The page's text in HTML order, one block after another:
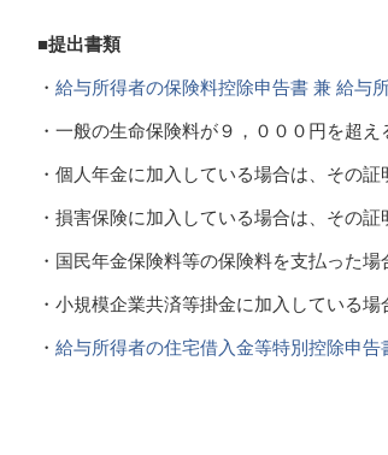
■提出書類
・ 給与所得者の保険料控除申告書 兼 給与
・一般の生命保険料が９，０００円を超
・個人年金に加入している場合は、その証
・損害保険に加入している場合は、その証
・国民年金保険料等の保険料を支払った
・小規模企業共済等掛金に加入している
・ 給与所得者の住宅借入金等特別控除申告